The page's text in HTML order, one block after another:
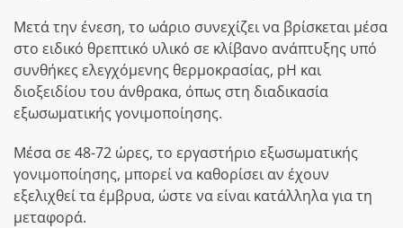
Μετά την ένεση, το ωάριο συνεχίζει να βρίσκεται μέσα
στο ειδικό θρεπτικό υλικό σε κλίβανο ανάπτυξης υπό
συνθήκες ελεγχόμενης θερμοκρασίας, pH και
διοξειδίου του άνθρακα, όπως στη διαδικασία
εξωσωματικής γονιμοποίησης.
Μέσα σε 48-72 ώρες, το εργαστήριο εξωσωματικής
γονιμοποίησης, μπορεί να καθορίσει αν έχουν
εξελιχθεί τα έμβρυα, ώστε να είναι κατάλληλα για τη
μεταφορά.